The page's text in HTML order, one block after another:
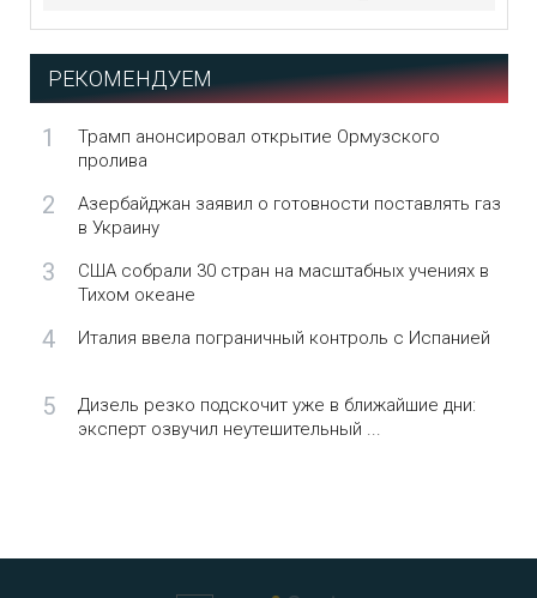
РЕКОМЕНДУЕМ
1
Трамп анонсировал открытие Ормузского
пролива
2
Азербайджан заявил о готовности поставлять газ
в Украину
3
США собрали 30 стран на масштабных учениях в
Тихом океане
4 Италия ввела пограничный контроль с Испанией
5
Дизель резко подскочит уже в ближайшие дни:
эксперт озвучил неутешительный ...